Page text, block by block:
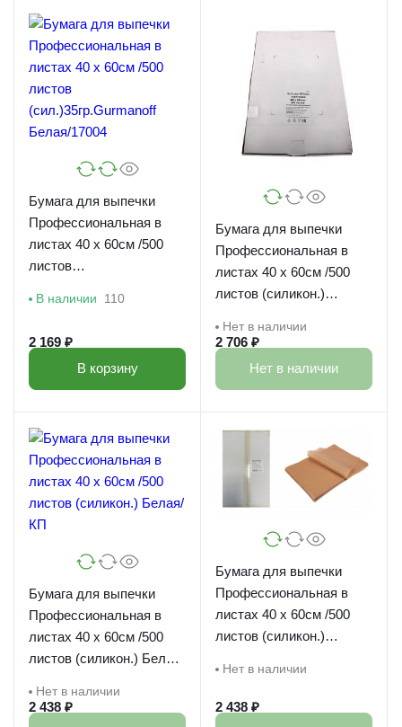
Бумага для выпечки
Профессиональная в
листах 40 х 60см /500
листов
В наличии 110
2 169 ₽
В корзину
Бумага для выпечки
Профессиональная в
листах 40 х 60см /500
листов (силикон.)
Нет в наличии
2 706 ₽
Нет в наличии
Бумага для выпечки
Профессиональная в
листах 40 х 60см /500
листов (силикон.) Белая/
Нет в наличии
2 438 ₽
Бумага для выпечки
Профессиональная в
листах 40 х 60см /500
листов (силикон.)
Нет в наличии
2 438 ₽